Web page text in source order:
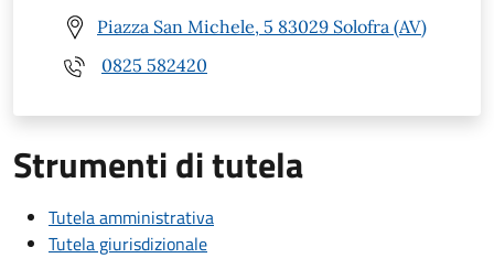
Piazza San Michele, 5 83029 Solofra (AV)
0825 582420
Strumenti di tutela
Tutela amministrativa
Tutela giurisdizionale